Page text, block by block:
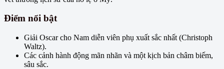
Điểm nổi bật
Giải Oscar cho Nam diễn viên phụ xuất sắc nhất (Christoph
Waltz).
Các cảnh hành động mãn nhãn và một kịch bản châm biếm,
sâu sắc.